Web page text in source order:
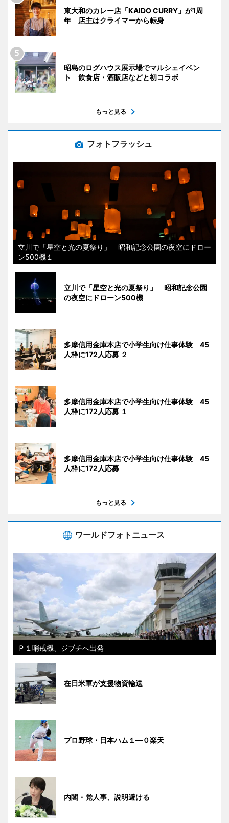
東大和のカレー店「KAIDO CURRY」が1周
年 店主はクライマーから転身
昭島のログハウス展示場でマルシェイベン
ト 飲食店・酒販店などと初コラボ
もっと見る
フォトフラッシュ
立川で「星空と光の夏祭り」 昭和記念公園の夜空にドロー
ン500機１
立川で「星空と光の夏祭り」 昭和記念公園
の夜空にドローン500機
多摩信用金庫本店で小学生向け仕事体験 45
人枠に172人応募 ２
多摩信用金庫本店で小学生向け仕事体験 45
人枠に172人応募 １
多摩信用金庫本店で小学生向け仕事体験 45
人枠に172人応募
もっと見る
ワールドフォトニュース
Ｐ１哨戒機、ジブチへ出発
在日米軍が支援物資輸送
プロ野球・日本ハム１―０楽天
内閣・党人事、説明避ける